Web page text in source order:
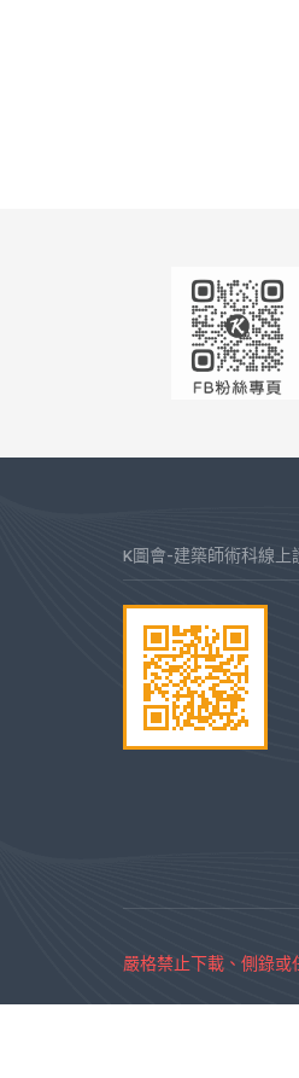
K圖會-建築師術科線上
嚴格禁止下載、側錄